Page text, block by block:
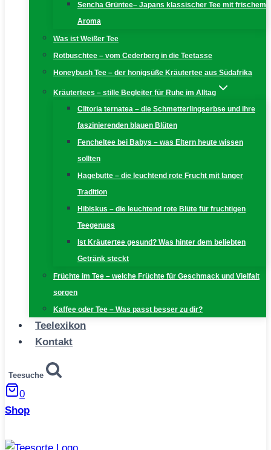
Sencha Grüntee– Japans klassischer Tee mit frischem
Aroma
Was ist Weißer Tee
Rotbuschtee – vom Cederberg in die Teetasse
Honeybush Tee – der honigsüße Kräutertee aus Südafrika
Kräutertees – stille Begleiter für Ruhe im Alltag
Clitoria ternatea – die Schmetterlingserbse und ihre
faszinierenden blauen Blüten
Fencheltee bei Babys – was Eltern heute wissen
sollten
Hagebutte – die leuchtend rote Frucht mit langer
Tradition
Hibiskus – die leuchtend rote Blüte für fruchtigen
Teegenuss
Ist Kräutertee gesund? Was hinter dem beliebten
Getränk steckt
Früchte im Tee – welche Früchte für Geschmack und Vielfalt
sorgen
Kaffee oder Tee – Was passt besser zu dir?
Teelexikon
Kontakt
Teesuche
0
Shop